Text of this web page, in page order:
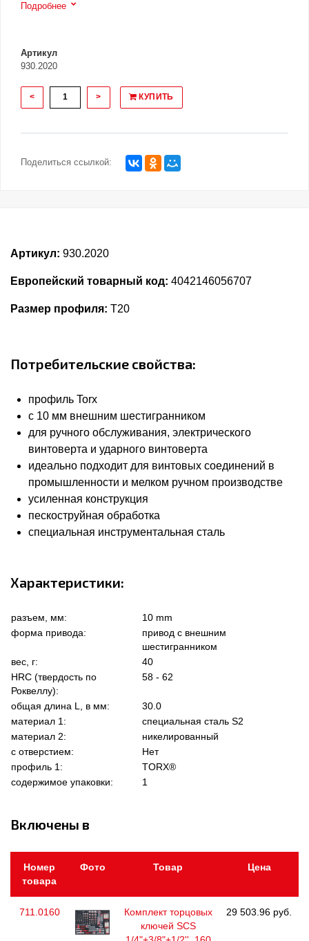
Подробнее
Артикул
930.2020
< > КУПИТЬ
Поделиться ссылкой:
Артикул: 930.2020
Европейский товарный код: 4042146056707
Размер профиля: T20
Потребительские свойства:
профиль Torx
с 10 мм внешним шестигранником
для ручного обслуживания, электрического
винтоверта и ударного винтоверта
идеально подходит для винтовых соединений в
промышленности и мелком ручном производстве
усиленная конструкция
пескоструйная обработка
специальная инструментальная сталь
Характеристики:
разъем, мм:
10 mm
форма привода:
привод с внешним
шестигранником
вес, г:
40
HRC (твердость по
Роквеллу):
58 - 62
общая длина L, в мм:
30.0
материал 1:
специальная сталь S2
материал 2:
никелированный
с отверстием:
Нет
профиль 1:
TORX®
содержимое упаковки:
1
Включены в
Номер
товара
Фото Товар Цена
711.0160
Комплект торцовых
ключей SCS
29 503.96 руб.